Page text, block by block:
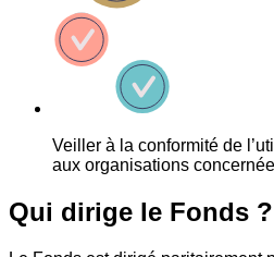
Veiller à la conformité de
aux organisations
Qui dirige le Fonds ?